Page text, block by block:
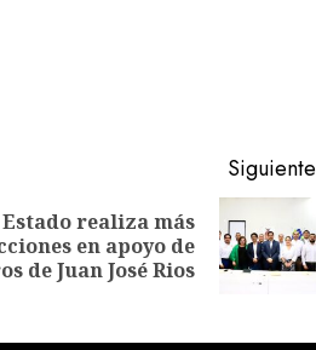
Siguiente
realiza más
en apoyo de
de Juan José Rios